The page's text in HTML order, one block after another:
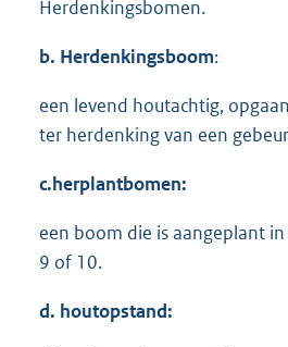
Herdenkingsbomen.
b. Herdenkingsboom:
een levend houtachtig,
ter herdenking van een
c.herplantbomen:
een boom die is aangeplant
9 of 10.
d. houtopstand: